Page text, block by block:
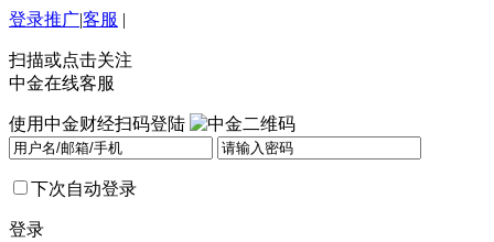
登录推广|客服 |
扫描或点击关注
中金在线客服
使用中金财经扫码登陆
下次自动登录
登录